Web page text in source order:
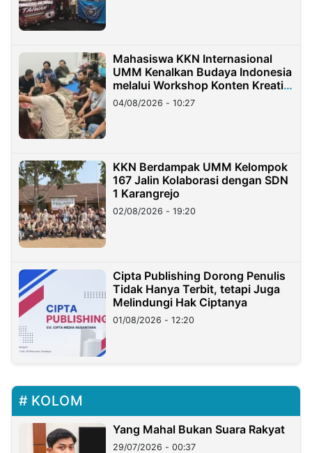
Mahasiswa KKN Internasional
UMM Kenalkan Budaya Indonesia
melalui Workshop Konten Kreatif
di Taiwan
04/08/2026 - 10:27
KKN Berdampak UMM Kelompok
167 Jalin Kolaborasi dengan SDN
1 Karangrejo
02/08/2026 - 19:20
Cipta Publishing Dorong Penulis
Tidak Hanya Terbit, tetapi Juga
Melindungi Hak Ciptanya
01/08/2026 - 12:20
KOLOM
Yang Mahal Bukan Suara Rakyat
29/07/2026 - 00:37